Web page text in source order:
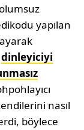
yapılan
dinleyiciyi
nasıl
böylece